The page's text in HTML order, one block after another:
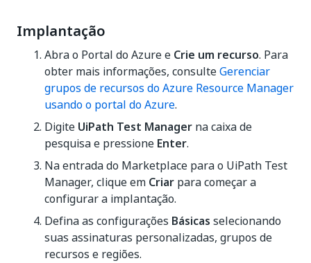
Implantação
Abra o Portal do Azure e Crie um recurso. Para
obter mais informações, consulteGerenciar
grupos de recursos do Azure Resource Manager
usando o portal do Azure.
Digite UiPath Test Manager na caixa de
pesquisa e pressione Enter.
Na entrada do Marketplace para o UiPath Test
Manager, clique em Criar para começar a
configurar a implantação.
Defina as configurações Básicas selecionando
suas assinaturas personalizadas, grupos de
recursos e regiões.